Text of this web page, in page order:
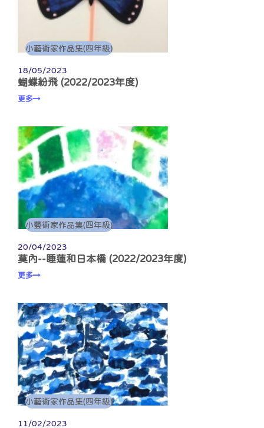
小藝術家作品集(四年級)
18/05/2023
蝴蝶紛飛 (2022/2023年度)
更多
小藝術家作品集(四年級)
20/04/2023
莫內--睡蓮和日本橋 (2022/2023年度)
更多
小藝術家作品集(四年級)
11/02/2023